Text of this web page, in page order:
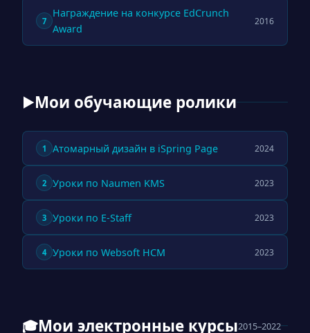
7
Награждение на конкурсе EdCrunch
Award
2016
▶Мои обучающие ролики
1 Атомарный дизайн в iSpring Page 2024
2 Уроки по Naumen KMS 2023
3 Уроки по E-Staff 2023
4 Уроки по Websoft HCM 2023
🎓Мои электронные курсы2015–2022